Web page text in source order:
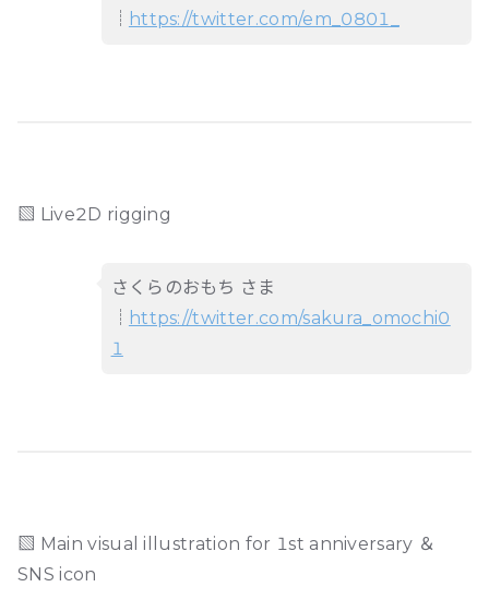
┊ https://twitter.com/em_0801_
▧ Live2D rigging
さくらのおもち さま
┊ https://twitter.com/sakura_omochi0
1
▧ Main visual illustration for 1st anniversary ＆
SNS icon